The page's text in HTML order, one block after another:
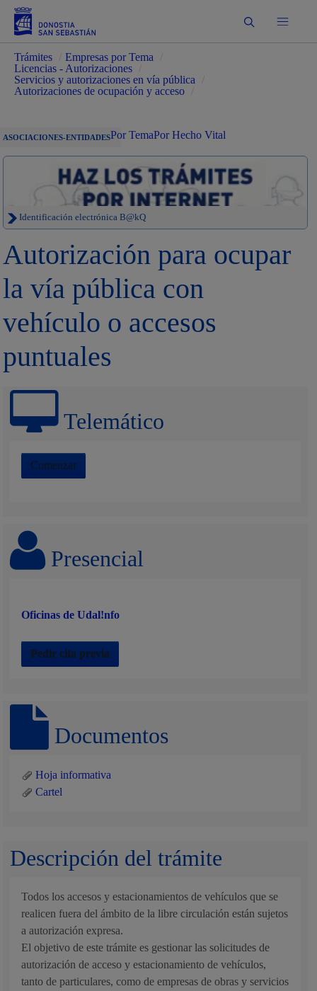
Buscar
Trámites Empresas por Tema
Licencias - Autorizaciones
Servicios y autorizaciones en vía pública
Autorizaciones de ocupación y acceso
ASOCIACIONES-ENTIDADESPor TemaPor Hecho Vital
Identificación electrónica B@kQ
Autorización para ocupar
la vía pública con
vehículo o accesos
puntuales
Telemático
Comenzar
Presencial
Oficinas de Udal!nfo
Pedir cita previa
Documentos
Hoja informativa
Cartel
Descripción del trámite
Todos los accesos y estacionamientos de vehículos que se
realicen fuera del ámbito de la libre circulación están sujetos
a autorización expresa.
El objetivo de este trámite es gestionar las solicitudes de
autorización de acceso y estacionamiento de vehículos,
tanto de particulares, como de empresas de obras y servicios